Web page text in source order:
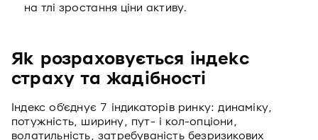
на тлі зростання ціни активу.
Як розраховується індекс
страху та жадібності
Індекс об’єднує 7 індикаторів ринку: динаміку,
потужність, ширину, пут- і кол-опціони,
волатильність, затребуваність безризикових